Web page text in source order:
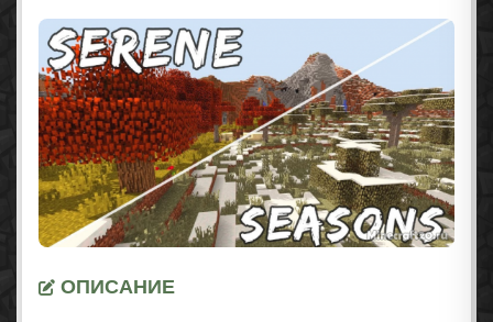
ОПИСАНИЕ